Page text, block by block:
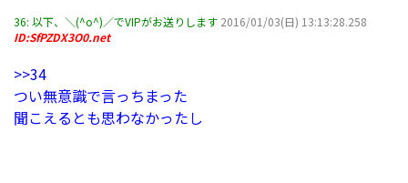
36: 以下、＼(^o^)／でVIPがお送りします 2016/01/03(日) 13:13:28.258
ID:SfPZDX3O0.net
>>34
つい無意識で言っちまった
聞こえるとも思わなかったし